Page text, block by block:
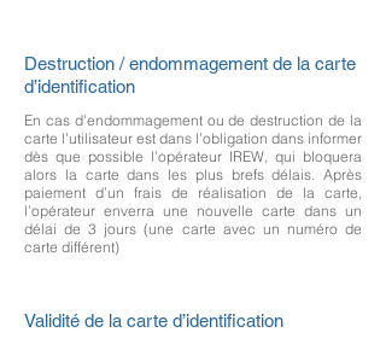
Destruction / endommagement de la carte
d’identification
En cas d’endommagement ou de destruction de la
carte l’utilisateur est dans l’obligation dans informer
dès que possible l’opérateur IREW, qui bloquera
alors la carte dans les plus brefs délais. Après
paiement d’un frais de réalisation de la carte,
l’opérateur enverra une nouvelle carte dans un
délai de 3 jours (une carte avec un numéro de
carte différent)
Validité de la carte d’identification